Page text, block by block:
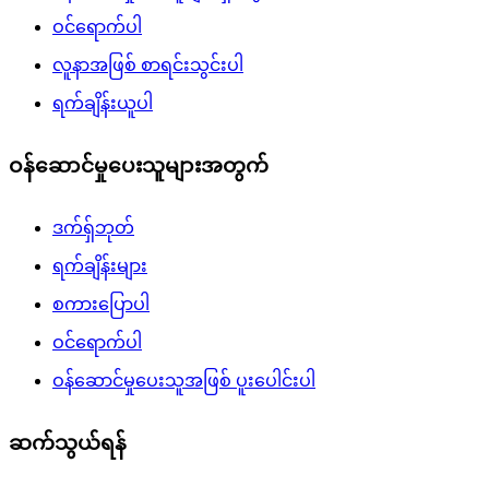
ဝင်ရောက်ပါ
လူနာအဖြစ် စာရင်းသွင်းပါ
ရက်ချိန်းယူပါ
ဝန်ဆောင်မှုပေးသူများအတွက်
ဒက်ရှ်ဘုတ်
ရက်ချိန်းများ
စကားပြောပါ
ဝင်ရောက်ပါ
ဝန်ဆောင်မှုပေးသူအဖြစ် ပူးပေါင်းပါ
ဆက်သွယ်ရန်